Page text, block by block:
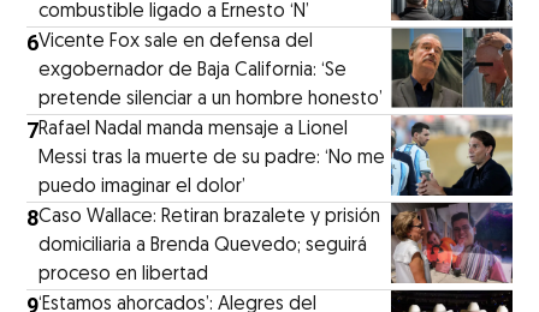
combustible ligado a Ernesto ‘N’
6Vicente Fox sale en defensa del
exgobernador de Baja California: ‘Se
pretende silenciar a un hombre honesto’
7Rafael Nadal manda mensaje a Lionel
Messi tras la muerte de su padre: ‘No me
puedo imaginar el dolor’
8Caso Wallace: Retiran brazalete y prisión
domiciliaria a Brenda Quevedo; seguirá
proceso en libertad
9‘Estamos ahorcados’: Alegres del